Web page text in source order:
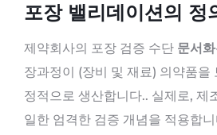
포장 밸리데이션의 정
제약회사의 포장 검증 수단 문서
장과정이 (장비 및 재료) 의약품을
정적으로 생산합니다.. 실제로, 제
일한 엄격한 검증 개념을 적용합